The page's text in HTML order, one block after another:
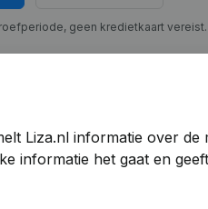
geen kredietkaart vereist.
Liza.nl informatie over de
informatie het gaat en